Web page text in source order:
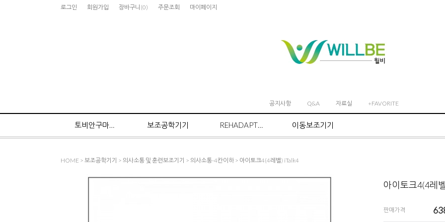
로그인 회원가입 장바구니 (0) 주문조회 마이페이지
공지사항 Q&A 자료실 +FAVORITE
토비안구마우스 보조공학기기 REHADAPT마운트 시스템 이동보조기기
HOME > 보조공학기기 > 의사소통 및 훈련보조기기 > 의사소통-4칸이하 > 아이토크4(4레벨) iTalk4
아이토크4(4레
판매가격